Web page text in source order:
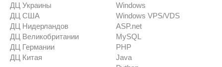
ДЦ Украины
ДЦ США
ДЦ Нидерландов
ДЦ Великобритании
ДЦ Германии
ДЦ Китая
Windows
Windows VPS/VDS
ASP.net
MySQL
PHP
Java